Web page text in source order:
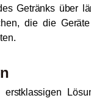
Getränks über
die die